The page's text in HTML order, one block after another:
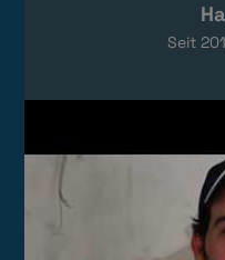
Das Video wird
Seit